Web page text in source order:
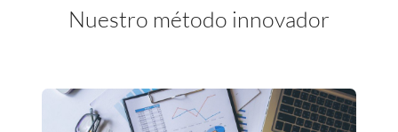
Nuestro método innovador